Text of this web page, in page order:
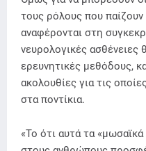
τους ρόλους που
αναφέρονται στη
νευρολογικές ασθένειες
ερευνητικές μεθόδους,
ακολουθίες για τις
στα ποντίκια.
«Το ότι αυτά τα